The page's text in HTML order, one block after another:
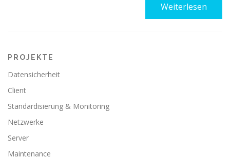
Weiterlesen
PROJEKTE
Datensicherheit
Client
Standardisierung & Monitoring
Netzwerke
Server
Maintenance